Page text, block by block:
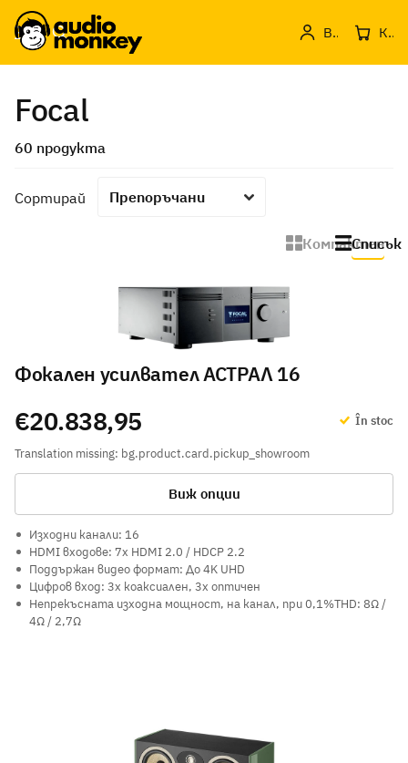
Вход Кошница с продукти
Focal
60 продукта
Компактен
Списък
Сортирай
Фокален усилвател АСТРАЛ 16
În stoc
Translation missing: bg.product.card.pickup_showroom
€20.838,95
Виж опции
Изходни канали: 16
HDMI входове: 7x HDMI 2.0 / HDCP 2.2
Поддържан видео формат: До 4K UHD
Цифров вход: 3x коаксиален, 3x оптичен
Непрекъсната изходна мощност, на канал, при 0,1%THD: 8Ω /
4Ω / 2,7Ω